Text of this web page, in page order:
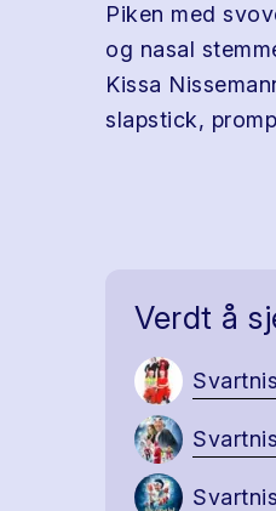
Piken med
og nasal
Kissa
slapstick,
Verdt å